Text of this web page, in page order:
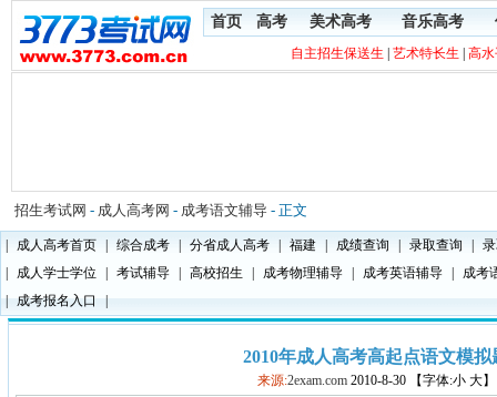
首页 高考 美术高考 音乐高考
自主招生保送生 艺术特长生 高
招生考试网 - 成人高考网 - 成考语文辅导 - 正文
成人高考首页 综合成考 分省成人高考 福建 成绩查询 录取查询
成人学士学位 考试辅导 高校招生 成考物理辅导 成考英语辅导
成考
成考报名入口
2010年成人高考高起点语文模拟
来源:2exam.com 2010-8-30 【字体:小 大】